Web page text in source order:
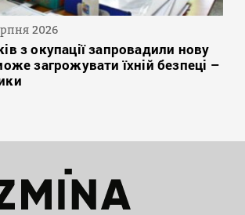
2026
з окупації запровадили нову
загрожувати їхній безпеці –